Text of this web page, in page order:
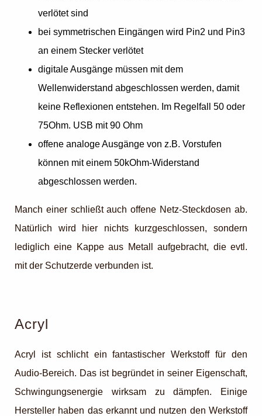
verlötet sind
bei symmetrischen Eingängen wird Pin2 und Pin3
an einem Stecker verlötet
digitale Ausgänge müssen mit dem
Wellenwiderstand abgeschlossen werden, damit
keine Reflexionen entstehen. Im Regelfall 50 oder
75Ohm. USB mit 90 Ohm
offene analoge Ausgänge von z.B. Vorstufen
können mit einem 50kOhm-Widerstand
abgeschlossen werden.
Manch einer schließt auch offene Netz-Steckdosen ab.
Natürlich wird hier nichts kurzgeschlossen, sondern
lediglich eine Kappe aus Metall aufgebracht, die evtl.
mit der Schutzerde verbunden ist.
Acryl
Acryl ist schlicht ein fantastischer Werkstoff für den
Audio-Bereich. Das ist begründet in seiner Eigenschaft,
Schwingungsenergie wirksam zu dämpfen. Einige
Hersteller haben das erkannt und nutzen den Werkstoff